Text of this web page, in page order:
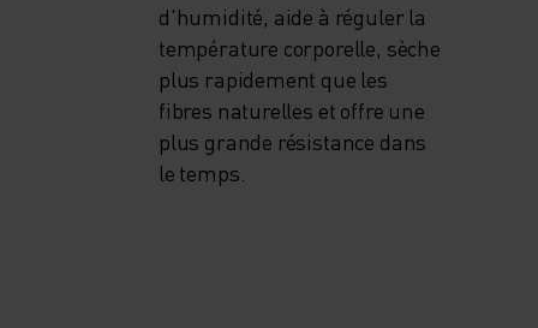
d'humidité, aide à réguler la
température corporelle, sèche
plus rapidement que les
fibres naturelles et offre une
plus grande résistance dans
le temps.